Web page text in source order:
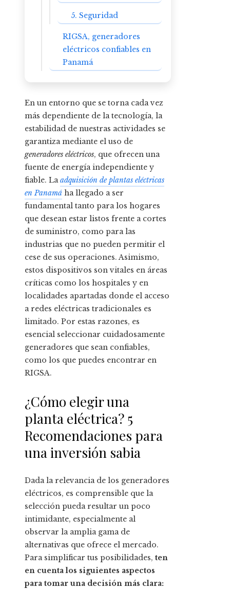
5. Seguridad
RIGSA, generadores
eléctricos confiables en
Panamá
En un entorno que se torna cada vez
más dependiente de la tecnología, la
estabilidad de nuestras actividades se
garantiza mediante el uso de
generadores eléctricos, que ofrecen una
fuente de energía independiente y
fiable. Laadquisición de plantas eléctricas
en Panamá ha llegado a ser
fundamental tanto para los hogares
que desean estar listos frente a cortes
de suministro, como para las
industrias que no pueden permitir el
cese de sus operaciones. Asimismo,
estos dispositivos son vitales en áreas
críticas como los hospitales y en
localidades apartadas donde el acceso
a redes eléctricas tradicionales es
limitado. Por estas razones, es
esencial seleccionar cuidadosamente
generadores que sean confiables,
como los que puedes encontrar en
RIGSA.
¿Cómo elegir una
planta eléctrica? 5
Recomendaciones para
una inversión sabia
Dada la relevancia de los generadores
eléctricos, es comprensible que la
selección pueda resultar un poco
intimidante, especialmente al
observar la amplia gama de
alternativas que ofrece el mercado.
Para simplificar tus posibilidades, ten
en cuenta los siguientes aspectos
para tomar una decisión más clara: